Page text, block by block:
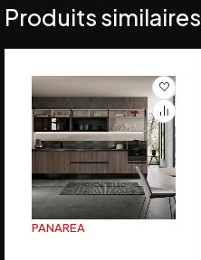
Produits similaires
PANAREA